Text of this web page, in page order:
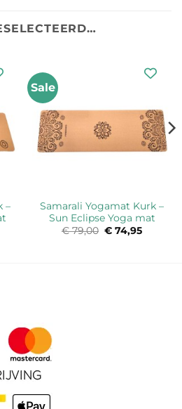
–
Sale
Samarali Yogamat Kurk –
Sun Eclipse Yoga mat
€79,00 Oorspronkelijke
€ 74,95